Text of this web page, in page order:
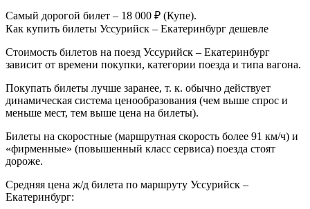
Самый дорогой билет – 18 000 ₽ (Купе).
Как купить билеты Уссурийск – Екатеринбург дешевле
Стоимость билетов на поезд Уссурийск – Екатеринбург
зависит от времени покупки, категории поезда и типа вагона.
Покупать билеты лучше заранее, т. к. обычно действует
динамическая система ценообразования (чем выше спрос и
меньше мест, тем выше цена на билеты).
Билеты на скоростные (маршрутная скорость более 91 км/ч) и
«фирменные» (повышенный класс сервиса) поезда стоят
дороже.
Средняя цена ж/д билета по маршруту Уссурийск –
Екатеринбург: